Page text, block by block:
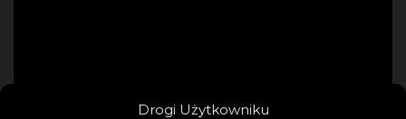
Drogi Użytkowniku